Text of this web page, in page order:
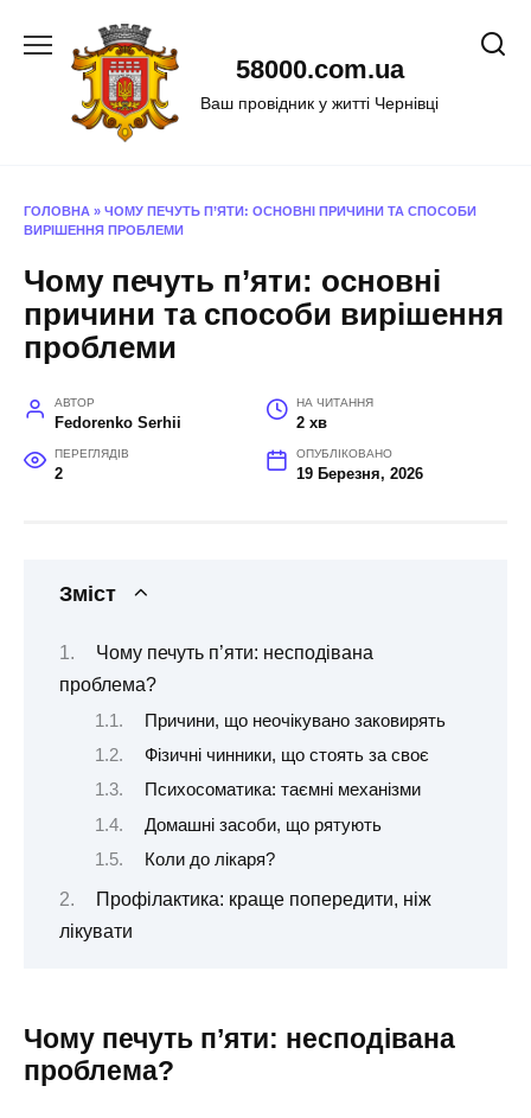
58000.com.ua
Ваш провідник у житті Чернівці
ГОЛОВНА » ЧОМУ ПЕЧУТЬ П’ЯТИ: ОСНОВНІ ПРИЧИНИ ТА СПОСОБИ
ВИРІШЕННЯ ПРОБЛЕМИ
Чому печуть п’яти: основні
причини та способи вирішення
проблеми
АВТОР
Fedorenko Serhii
НА ЧИТАННЯ
2 хв
ПЕРЕГЛЯДІВ
2
ОПУБЛІКОВАНО
19 Березня, 2026
Зміст
Чому печуть п’яти: несподівана
проблема?
Причини, що неочікувано заковирять
Фізичні чинники, що стоять за своє
Психосоматика: таємні механізми
Домашні засоби, що рятують
Коли до лікаря?
Профілактика: краще попередити, ніж
лікувати
Чому печуть п’яти: несподівана
проблема?